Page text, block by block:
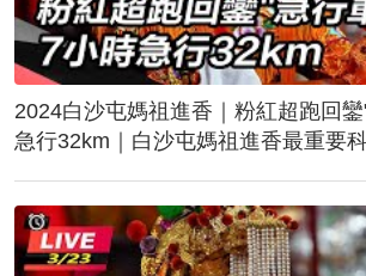
2024白沙屯媽祖進香｜粉紅超跑回
急行32km｜白沙屯媽祖進香最重要